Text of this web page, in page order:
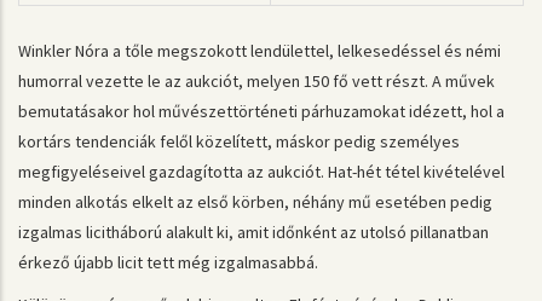
Winkler Nóra a tőle megszokott lendülettel, lelkesedéssel és némi
humorral vezette le az aukciót, melyen 150 fő vett részt. A művek
bemutatásakor hol művészettörténeti párhuzamokat idézett, hol a
kortárs tendenciák felől közelített, máskor pedig személyes
megfigyeléseivel gazdagította az aukciót. Hat-hét tétel kivételével
minden alkotás elkelt az első körben, néhány mű esetében pedig
izgalmas licitháború alakult ki, amit időnként az utolsó pillanatban
érkező újabb licit tett még izgalmasabbá.